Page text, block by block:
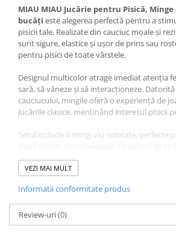
MIAU MIAU Jucărie pentru Pisică,
bucăți este alegerea perfectă pentru a
pisicii tale. Realizate din cauciuc moale și
sunt sigure, elastice și ușor de prins sau
pentru pisici de toate vârstele.
Designul multicolor atrage imediat atenția
sară, să vâneze și să interacționeze.
cauciucului, mingile oferă o experiență de
jucăriile clasice, menținând interesul pisicii
Setul include 4 mingi viu colorate, perfecte
contribuie activ la menținerea unei stări
prevenind plictiseala și comportamentele
Avantaje MIAU MIAU Jucărie pentru
Cauciuc, 4 bucăți: stimulează instinctul de
promovează activitatea fizică, material sigur
atractiv în culori vibrante, set practic cu 4
VEZI MAI MULT
Informatii conformitate produs
Review-uri(0)